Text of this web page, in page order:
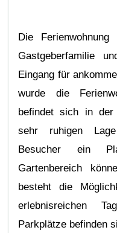
Die
Gastgeberfamilie
Eingang für
wurde die
befindet sich in der
sehr ruhigen
Besucher ein
Gartenbereich
besteht die
erlebnisreichen
Parkplätze befinden